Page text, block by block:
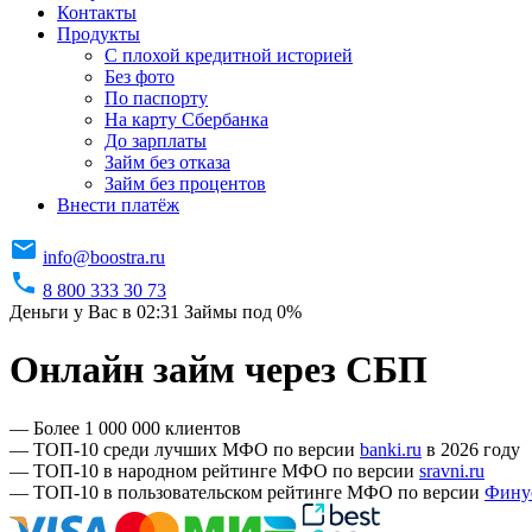
Контакты
Продукты
C плохой кредитной историей
Без фото
По паспорту
На карту Сбербанка
До зарплаты
Займ без отказа
Займ без процентов
Внести платёж
info@boostra.ru
8 800 333 30 73
Деньги у Вас в 02:31 Займы под 0%
Онлайн займ через СБП
— Более 1 000 000 клиентов
— ТОП-10 среди лучших МФО по версии banki.ru в 2026 году
— ТОП-10 в народном рейтинге МФО по версии sravni.ru
— ТОП-10 в пользовательском рейтинге МФО по версии